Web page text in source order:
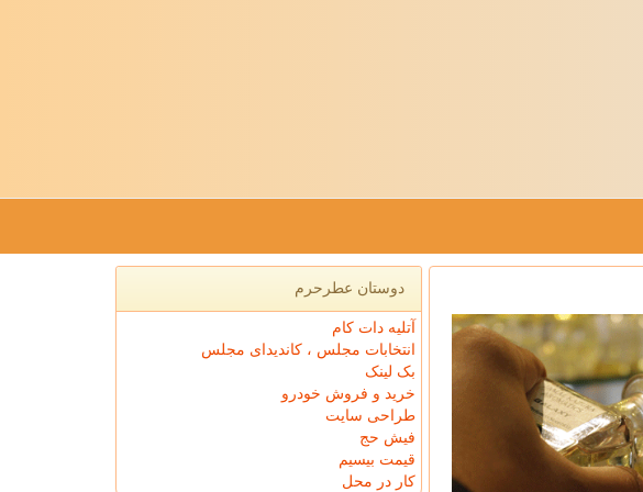
دوستان عطرحرم
آتلیه دات کام
انتخابات مجلس ، کاندیدای مجلس
بک لینک
خرید و فروش خودرو
طراحی سایت
فیش حج
قیمت بیسیم
کار در محل